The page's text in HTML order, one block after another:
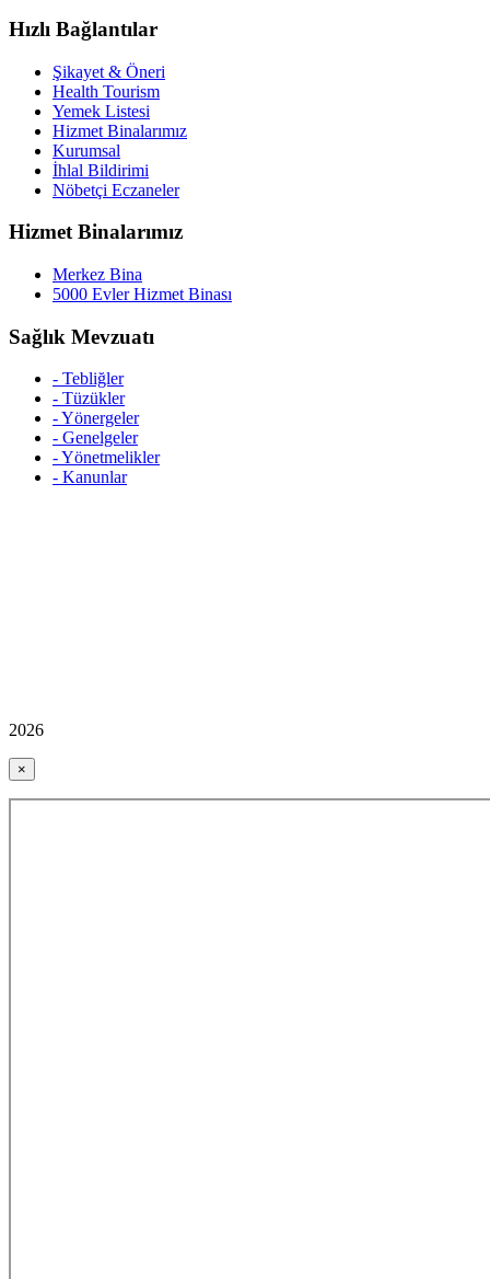
Hızlı Bağlantılar
Şikayet & Öneri
Health Tourism
Yemek Listesi
Hizmet Binalarımız
Kurumsal
İhlal Bildirimi
Nöbetçi Eczaneler
Hizmet Binalarımız
Merkez Bina
5000 Evler Hizmet Binası
Sağlık Mevzuatı
- Tebliğler
- Tüzükler
- Yönergeler
- Genelgeler
- Yönetmelikler
- Kanunlar
2026
×